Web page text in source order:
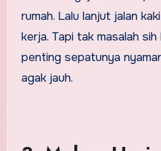
rumah. Lalu lanjut jalan
kerja. Tapi tak masalah
penting sepatunya
agak jauh.